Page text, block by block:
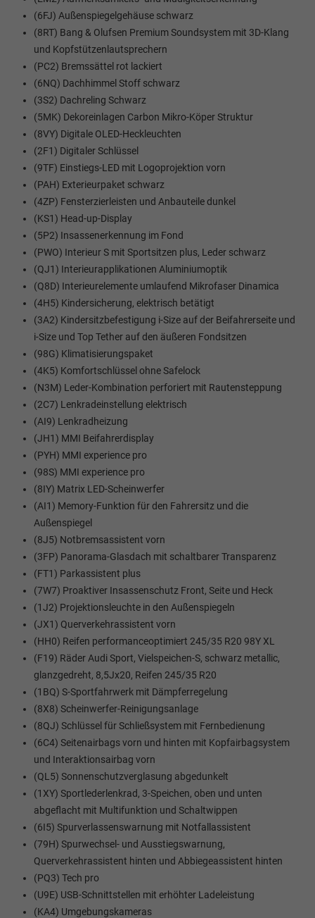
(6FJ) Außenspiegelgehäuse schwarz
(8RT) Bang & Olufsen Premium Soundsystem mit 3D-Klang
und Kopfstützenlautsprechern
(PC2) Bremssättel rot lackiert
(6NQ) Dachhimmel Stoff schwarz
(3S2) Dachreling Schwarz
(5MK) Dekoreinlagen Carbon Mikro-Köper Struktur
(8VY) Digitale OLED-Heckleuchten
(2F1) Digitaler Schlüssel
(9TF) Einstiegs-LED mit Logoprojektion vorn
(PAH) Exterieurpaket schwarz
(4ZP) Fensterzierleisten und Anbauteile dunkel
(KS1) Head-up-Display
(5P2) Insassenerkennung im Fond
(PWO) Interieur S mit Sportsitzen plus, Leder schwarz
(QJ1) Interieurapplikationen Aluminiumoptik
(Q8D) Interieurelemente umlaufend Mikrofaser Dinamica
(4H5) Kindersicherung, elektrisch betätigt
(3A2) Kindersitzbefestigung i-Size auf der Beifahrerseite und
i-Size und Top Tether auf den äußeren Fondsitzen
(98G) Klimatisierungspaket
(4K5) Komfortschlüssel ohne Safelock
(N3M) Leder-Kombination perforiert mit Rautensteppung
(2C7) Lenkradeinstellung elektrisch
(AI9) Lenkradheizung
(JH1) MMI Beifahrerdisplay
(PYH) MMI experience pro
(98S) MMI experience pro
(8IY) Matrix LED-Scheinwerfer
(AI1) Memory-Funktion für den Fahrersitz und die
Außenspiegel
(8J5) Notbremsassistent vorn
(3FP) Panorama-Glasdach mit schaltbarer Transparenz
(FT1) Parkassistent plus
(7W7) Proaktiver Insassenschutz Front, Seite und Heck
(1J2) Projektionsleuchte in den Außenspiegeln
(JX1) Querverkehrassistent vorn
(HH0) Reifen performanceoptimiert 245/35 R20 98Y XL
(F19) Räder Audi Sport, Vielspeichen-S, schwarz metallic,
glanzgedreht, 8,5Jx20, Reifen 245/35 R20
(1BQ) S-Sportfahrwerk mit Dämpferregelung
(8X8) Scheinwerfer-Reinigungsanlage
(8QJ) Schlüssel für Schließsystem mit Fernbedienung
(6C4) Seitenairbags vorn und hinten mit Kopfairbagsystem
und Interaktionsairbag vorn
(QL5) Sonnenschutzverglasung abgedunkelt
(1XY) Sportlederlenkrad, 3-Speichen, oben und unten
abgeflacht mit Multifunktion und Schaltwippen
(6I5) Spurverlassenswarnung mit Notfallassistent
(79H) Spurwechsel- und Ausstiegswarnung,
Querverkehrassistent hinten und Abbiegeassistent hinten
(PQ3) Tech pro
(U9E) USB-Schnittstellen mit erhöhter Ladeleistung
(KA4) Umgebungskameras